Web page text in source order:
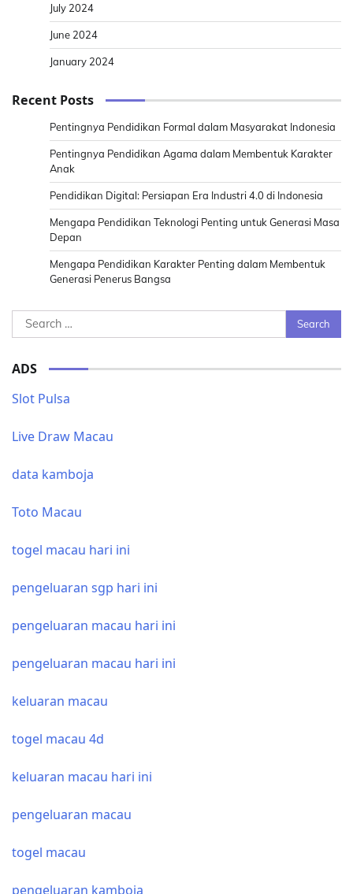
July 2024
June 2024
January 2024
Recent Posts
Pentingnya Pendidikan Formal dalam Masyarakat Indonesia
Pentingnya Pendidikan Agama dalam Membentuk Karakter
Anak
Pendidikan Digital: Persiapan Era Industri 4.0 di Indonesia
Mengapa Pendidikan Teknologi Penting untuk Generasi Masa
Depan
Mengapa Pendidikan Karakter Penting dalam Membentuk
Generasi Penerus Bangsa
Search
for:
ADS
Slot Pulsa
Live Draw Macau
data kamboja
Toto Macau
togel macau hari ini
pengeluaran sgp hari ini
pengeluaran macau hari ini
pengeluaran macau hari ini
keluaran macau
togel macau 4d
keluaran macau hari ini
pengeluaran macau
togel macau
pengeluaran kamboja